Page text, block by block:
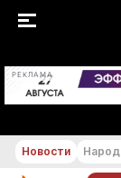
РЕКЛАМА
Новости